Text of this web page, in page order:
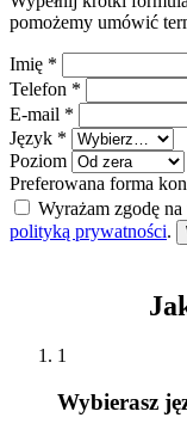
pomożemy umówić
Imię *
Telefon *
E-mail *
Język *
Poziom
Preferowana forma
Wyrażam zgodę
polityką prywatności.
1
Wybierasz